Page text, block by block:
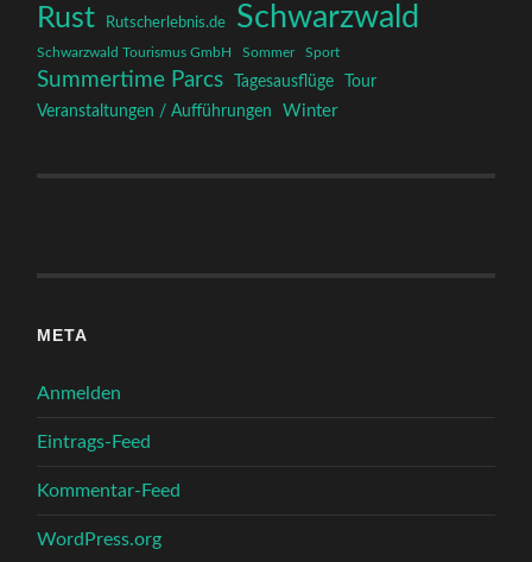
Rust Rutscherlebnis.de Schwarzwald
Schwarzwald Tourismus GmbH Sommer Sport
Summertime Parcs Tagesausflüge
Tour
Veranstaltungen / Aufführungen
Winter
META
Anmelden
Eintrags-Feed
Kommentar-Feed
WordPress.org